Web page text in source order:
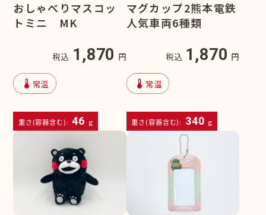
おしゃべりマスコッ
トミニ MK
税込 1,870 円
device_thermostat 常温
重さ(容器含む): 46 g
マグカップ2熊本電鉄
人気車両6種類
税込 1,870 円
device_thermostat 常温
重さ(容器含む): 340 g